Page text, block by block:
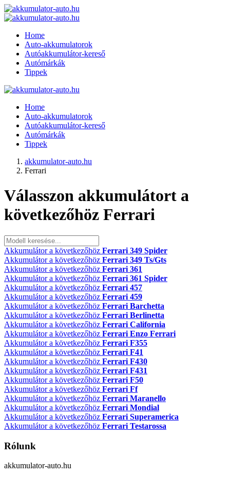
Home
Auto-akkumulatorok
Autóakkumulátor-kereső
Autómárkák
Tippek
Home
Auto-akkumulatorok
Autóakkumulátor-kereső
Autómárkák
Tippek
akkumulator-auto.hu
Ferrari
Válasszon akkumulátort a
következőhöz Ferrari
Akkumulátor a következőhöz Ferrari 349 Spider
Akkumulátor a következőhöz Ferrari 349 Ts/Gts
Akkumulátor a következőhöz Ferrari 361
Akkumulátor a következőhöz Ferrari 361 Spider
Akkumulátor a következőhöz Ferrari 457
Akkumulátor a következőhöz Ferrari 459
Akkumulátor a következőhöz Ferrari Barchetta
Akkumulátor a következőhöz Ferrari Berlinetta
Akkumulátor a következőhöz Ferrari California
Akkumulátor a következőhöz Ferrari Enzo Ferrari
Akkumulátor a következőhöz Ferrari F355
Akkumulátor a következőhöz Ferrari F41
Akkumulátor a következőhöz Ferrari F430
Akkumulátor a következőhöz Ferrari F431
Akkumulátor a következőhöz Ferrari F50
Akkumulátor a következőhöz Ferrari Ff
Akkumulátor a következőhöz Ferrari Maranello
Akkumulátor a következőhöz Ferrari Mondial
Akkumulátor a következőhöz Ferrari Superamerica
Akkumulátor a következőhöz Ferrari Testarossa
Rólunk
akkumulator-auto.hu